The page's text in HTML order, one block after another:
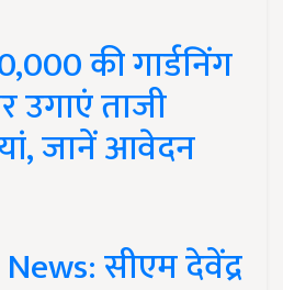
की गार्डनिंग
ताजी
जानें आवेदन
सीएम देवेंद्र